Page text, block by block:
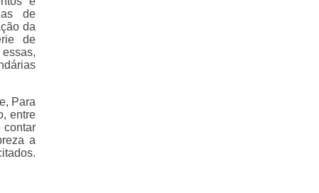
de
da
de
Para
entre
contar
a